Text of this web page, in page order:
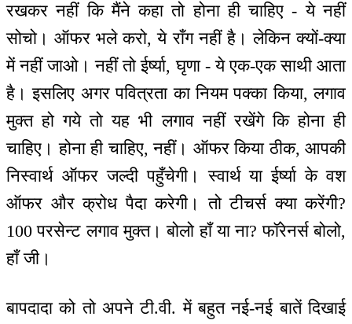
रखकर नहीं कि मैंने कहा तो होना ही चाहिए - ये नहीं
सोचो। ऑफर भले करो, ये राँग नहीं है। लेकिन क्यों-क्या
में नहीं जाओ। नहीं तो ईर्ष्या, घृणा - ये एक-एक साथी आता
है। इसलिए अगर पवित्रता का नियम पक्का किया, लगाव
मुक्त हो गये तो यह भी लगाव नहीं रखेंगे कि होना ही
चाहिए। होना ही चाहिए, नहीं। ऑफर किया ठीक, आपकी
निस्वार्थ ऑफर जल्दी पहुँचेगी। स्वार्थ या ईर्ष्या के वश
ऑफर और क्रोध पैदा करेगी। तो टीचर्स क्या करेंगी?
100 परसेन्ट लगाव मुक्त। बोलो हाँ या ना? फॉरेनर्स बोलो,
हाँ जी।
बापदादा को तो अपने टी.वी. में बहुत नई-नई बातें दिखाई